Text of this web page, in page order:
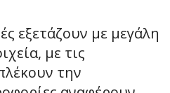
εξετάζουν με μεγάλη
με τις
την